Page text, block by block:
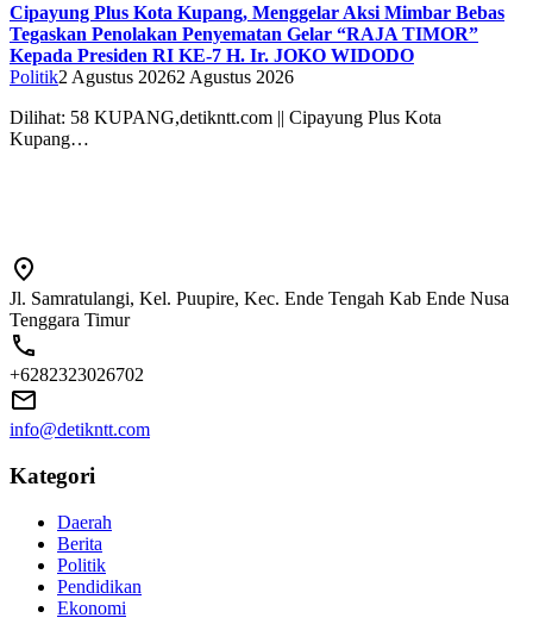
Cipayung Plus Kota Kupang, Menggelar Aksi Mimbar Bebas
Tegaskan Penolakan Penyematan Gelar “RAJA TIMOR”
Kepada Presiden RI KE-7 H. Ir. JOKO WIDODO
Politik2 Agustus 20262 Agustus 2026
Dilihat: 58 KUPANG,detikntt.com || Cipayung Plus Kota
Kupang…
Jl. Samratulangi, Kel. Puupire, Kec. Ende Tengah Kab Ende Nusa
Tenggara Timur
+6282323026702
info@detikntt.com
Kategori
Daerah
Berita
Politik
Pendidikan
Ekonomi